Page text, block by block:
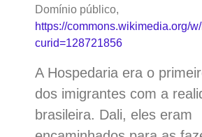
Domínio público,
https://commons.wikimedia.org/
curid=128721856
A Hospedaria era o
dos imigrantes com a
brasileira. Dali, eles eram